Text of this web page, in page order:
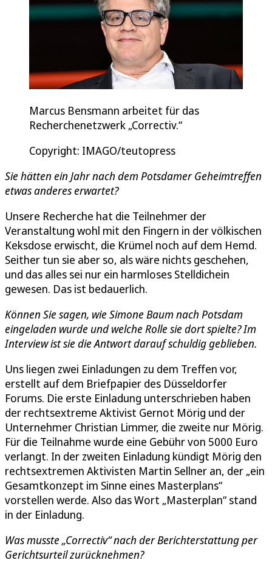
Marcus Bensmann arbeitet für das
Recherchenetzwerk „Correctiv.“
Copyright: IMAGO/teutopress
Sie hätten ein Jahr nach dem Potsdamer Geheimtreffen
etwas anderes erwartet?
Unsere Recherche hat die Teilnehmer der
Veranstaltung wohl mit den Fingern in der völkischen
Keksdose erwischt, die Krümel noch auf dem Hemd.
Seither tun sie aber so, als wäre nichts geschehen,
und das alles sei nur ein harmloses Stelldichein
gewesen. Das ist bedauerlich.
Können Sie sagen, wie Simone Baum nach Potsdam
eingeladen wurde und welche Rolle sie dort spielte? Im
Interview ist sie die Antwort darauf schuldig geblieben.
Uns liegen zwei Einladungen zu dem Treffen vor,
erstellt auf dem Briefpapier des Düsseldorfer
Forums. Die erste Einladung unterschrieben haben
der rechtsextreme Aktivist Gernot Mörig und der
Unternehmer Christian Limmer, die zweite nur Mörig.
Für die Teilnahme wurde eine Gebühr von 5000 Euro
verlangt. In der zweiten Einladung kündigt Mörig den
rechtsextremen Aktivisten Martin Sellner an, der „ein
Gesamtkonzept im Sinne eines Masterplans“
vorstellen werde. Also das Wort „Masterplan“ stand
in der Einladung.
Was musste „Correctiv“ nach der Berichterstattung per
Gerichtsurteil zurücknehmen?